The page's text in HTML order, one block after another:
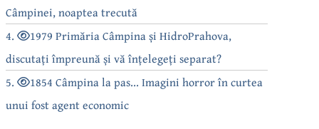
Câmpinei, noaptea trecută
4.
1979 Primăria Câmpina și HidroPrahova,
discutați împreună și vă înțelegeți separat?
5.
1854 Câmpina la pas... Imagini horror în curtea
unui fost agent economic